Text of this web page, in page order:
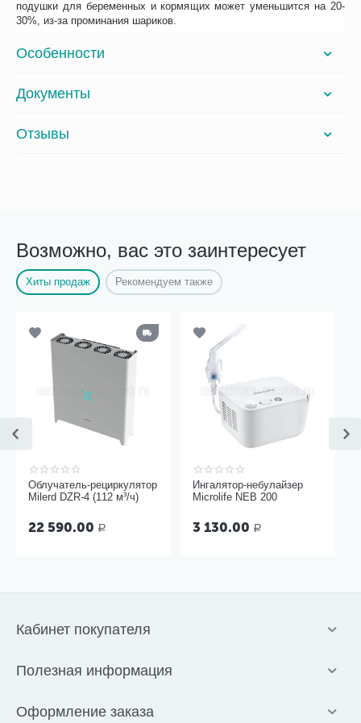
подушки для беременных и кормящих может уменьшится на 20-
30%, из-за проминания шариков.
Особенности
Документы
Отзывы
Возможно, вас это заинтересует
Хиты продаж Рекомендуем также
Облучатель-рециркулятор
Milerd DZR-4 (112 м³/ч)
22 590.00 Р
Ингалятор-небулайзер
Microlife NEB 200
3 130.00 Р
Кабинет покупателя
Полезная информация
Оформление заказа